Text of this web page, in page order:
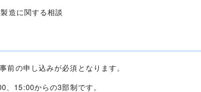
造に関する相談
前の申し込みが必須となります。
15:00からの3部制です。